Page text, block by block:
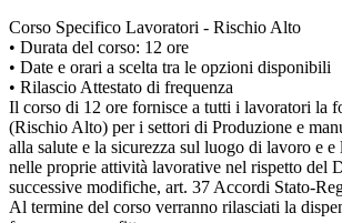
Corso Specifico Lavoratori - Rischio Alto
• Durata del corso: 12 ore
• Date e orari a scelta tra le opzioni disponibili
• Rilascio Attestato di frequenza
Il corso di 12 ore fornisce a tutti i lavoratori la
(Rischio Alto) per i settori di Produzione e
alla salute e la sicurezza sul luogo di lavoro e
nelle proprie attività lavorative nel rispetto del
successive modifiche, art. 37 Accordi Stato-
Al termine del corso verranno rilasciati la